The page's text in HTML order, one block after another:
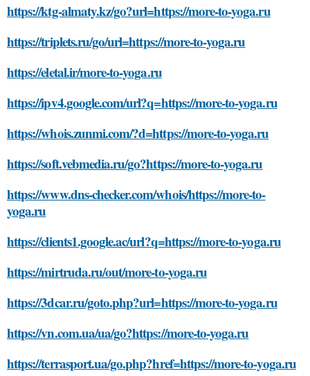
https://ktg-almaty.kz/go?url=https://more-to-yoga.ru
https://triplets.ru/go/url=https://more-to-yoga.ru
https://eletal.ir/more-to-yoga.ru
https://ipv4.google.com/url?q=https://more-to-yoga.ru
https://whois.zunmi.com/?d=https://more-to-yoga.ru
https://soft.vebmedia.ru/go?https://more-to-yoga.ru
https://www.dns-checker.com/whois/https://more-to-
yoga.ru
https://clients1.google.ac/url?q=https://more-to-yoga.ru
https://mirtruda.ru/out/more-to-yoga.ru
https://3dcar.ru/goto.php?url=https://more-to-yoga.ru
https://vn.com.ua/ua/go?https://more-to-yoga.ru
https://terrasport.ua/go.php?href=https://more-to-yoga.ru